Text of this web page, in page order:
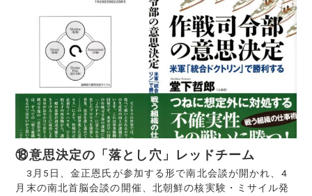
⑱意思決定の「落とし穴」レッドチーム
3月5日、金正恩氏が参加する形で南北会談が開かれ、4
月末の南北首脳会談の開催、北朝鮮の核実験・ミサイル発